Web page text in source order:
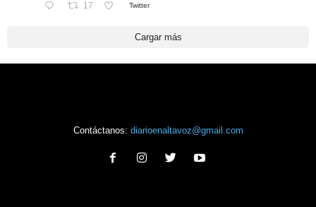
17 Twitter
Cargar más
Contáctanos: diarioenaltavoz@gmail.com